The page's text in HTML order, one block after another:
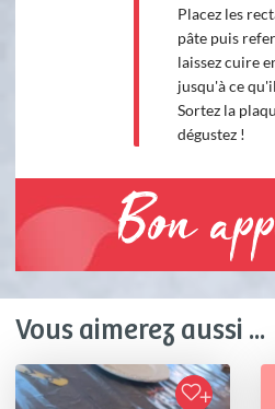
Placez les
pâte puis
laissez cuire
jusqu'à ce
Sortez la
dégustez !
Bon
Vous aimerez aussi ...